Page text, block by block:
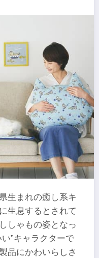
生まれの癒し系キ
生息するとされて
しゃもの姿となっ
”キャラクターで
品にかわいらしさ